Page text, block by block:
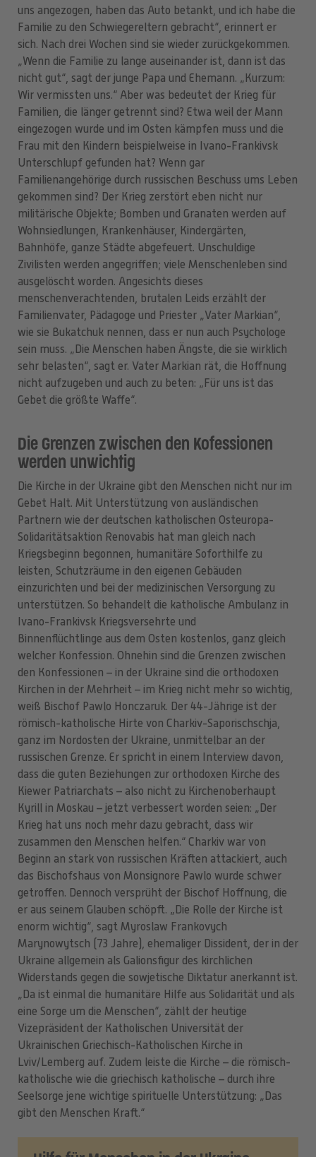
uns angezogen, haben das Auto betankt, und ich habe die
Familie zu den Schwiegereltern gebracht“, erinnert er
sich. Nach drei Wochen sind sie wieder zurückgekommen.
„Wenn die Familie zu lange auseinander ist, dann ist das
nicht gut“, sagt der junge Papa und Ehemann. „Kurzum:
Wir vermissten uns.“ Aber was bedeutet der Krieg für
Familien, die länger getrennt sind? Etwa weil der Mann
eingezogen wurde und im Osten kämpfen muss und die
Frau mit den Kindern beispielweise in Ivano-Frankivsk
Unterschlupf gefunden hat? Wenn gar
Familienangehörige durch russischen Beschuss ums Leben
gekommen sind? Der Krieg zerstört eben nicht nur
militärische Objekte; Bomben und Granaten werden auf
Wohnsiedlungen, Krankenhäuser, Kindergärten,
Bahnhöfe, ganze Städte abgefeuert. Unschuldige
Zivilisten werden angegriffen; viele Menschenleben sind
ausgelöscht worden. Angesichts dieses
menschenverachtenden, brutalen Leids erzählt der
Familienvater, Pädagoge und Priester „Vater Markian“,
wie sie Bukatchuk nennen, dass er nun auch Psychologe
sein muss. „Die Menschen haben Ängste, die sie wirklich
sehr belasten“, sagt er. Vater Markian rät, die Hoffnung
nicht aufzugeben und auch zu beten: „Für uns ist das
Gebet die größte Waffe“.
Die Grenzen zwischen den Kofessionen
werden unwichtig
Die Kirche in der Ukraine gibt den Menschen nicht nur im
Gebet Halt. Mit Unterstützung von ausländischen
Partnern wie der deutschen katholischen Osteuropa-
Solidaritätsaktion Renovabis hat man gleich nach
Kriegsbeginn begonnen, humanitäre Soforthilfe zu
leisten, Schutzräume in den eigenen Gebäuden
einzurichten und bei der medizinischen Versorgung zu
unterstützen. So behandelt die katholische Ambulanz in
Ivano-Frankivsk Kriegsversehrte und
Binnenflüchtlinge aus dem Osten kostenlos, ganz gleich
welcher Konfession. Ohnehin sind die Grenzen zwischen
den Konfessionen – in der Ukraine sind die orthodoxen
Kirchen in der Mehrheit – im Krieg nicht mehr so wichtig,
weiß Bischof Pawlo Honczaruk. Der 44-Jährige ist der
römisch-katholische Hirte von Charkiv-Saporischschja,
ganz im Nordosten der Ukraine, unmittelbar an der
russischen Grenze. Er spricht in einem Interview davon,
dass die guten Beziehungen zur orthodoxen Kirche des
Kiewer Patriarchats – also nicht zu Kirchenoberhaupt
Kyrill in Moskau – jetzt verbessert worden seien: „Der
Krieg hat uns noch mehr dazu gebracht, dass wir
zusammen den Menschen helfen.“ Charkiv war von
Beginn an stark von russischen Kräften attackiert, auch
das Bischofshaus von Monsignore Pawlo wurde schwer
getroffen. Dennoch versprüht der Bischof Hoffnung, die
er aus seinem Glauben schöpft. „Die Rolle der Kirche ist
enorm wichtig“, sagt Myroslaw Frankovych
Marynowytsch (73 Jahre), ehemaliger Dissident, der in der
Ukraine allgemein als Galionsfigur des kirchlichen
Widerstands gegen die sowjetische Diktatur anerkannt ist.
„Da ist einmal die humanitäre Hilfe aus Solidarität und als
eine Sorge um die Menschen“, zählt der heutige
Vizepräsident der Katholischen Universität der
Ukrainischen Griechisch-Katholischen Kirche in
Lviv/Lemberg auf. Zudem leiste die Kirche – die römisch-
katholische wie die griechisch katholische – durch ihre
Seelsorge jene wichtige spirituelle Unterstützung: „Das
gibt den Menschen Kraft.“